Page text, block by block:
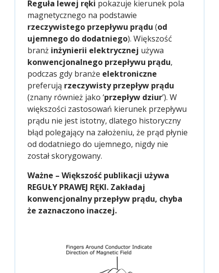
Reguła lewej ręki pokazuje kierunek pola
magnetycznego na podstawie
rzeczywistego przepływu prądu (od
ujemnego do dodatniego). Większość
branż inżynierii elektrycznej używa
konwencjonalnego przepływu prądu,
podczas gdy branże elektroniczne
preferują rzeczywisty przepływ prądu
(znany również jako ‘przepływ dziur’). W
większości zastosowań kierunek przepływu
prądu nie jest istotny, dlatego historyczny
błąd polegający na założeniu, że prąd płynie
od dodatniego do ujemnego, nigdy nie
został skorygowany.
Ważne – Większość publikacji używa
REGUŁY PRAWEJ RĘKI. Zakładaj
konwencjonalny przepływ prądu, chyba
że zaznaczono inaczej.